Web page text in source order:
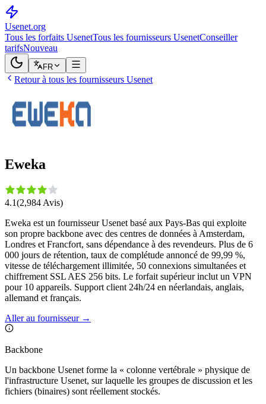
Usenet.org
Tous les forfaits UsenetTous les fournisseurs UsenetConseiller
tarifsNouveau
FR
Retour à tous les fournisseurs Usenet
Eweka
4.1(2,984 Avis)
Eweka est un fournisseur Usenet basé aux Pays-Bas qui exploite
son propre backbone avec des centres de données à Amsterdam,
Londres et Francfort, sans dépendance à des revendeurs. Plus de 6
000 jours de rétention, taux de complétude annoncé de 99,99 %,
vitesse de téléchargement illimitée, 50 connexions simultanées et
chiffrement SSL AES 256 bits. Le forfait supérieur inclut un VPN
pour 10 appareils. Support client 24h/24 en néerlandais, anglais,
allemand et français.
Aller au fournisseur→
Backbone
Un backbone Usenet forme la « colonne vertébrale » physique de
l'infrastructure Usenet, sur laquelle les groupes de discussion et les
fichiers (binaires) sont réellement stockés.